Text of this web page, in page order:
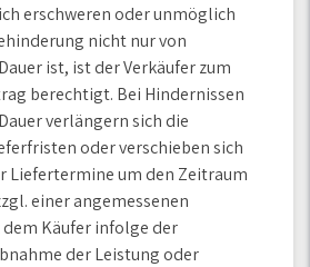
erschweren oder unmöglich
nicht nur von
ist, ist der Verkäufer zum
berechtigt. Bei Hindernissen
verlängern sich die
oder verschieben sich
Liefertermine um den Zeitraum
einer angemessenen
Käufer infolge der
der Leistung oder